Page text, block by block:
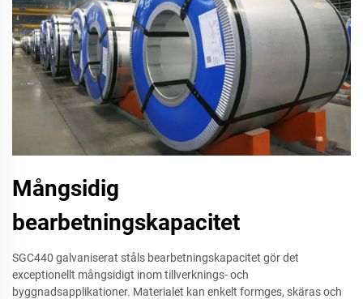
Mångsidig
bearbetningskapacitet
SGC440 galvaniserat ståls bearbetningskapacitet gör det
exceptionellt mångsidigt inom tillverknings- och
byggnadsapplikationer. Materialet kan enkelt formges, skäras och